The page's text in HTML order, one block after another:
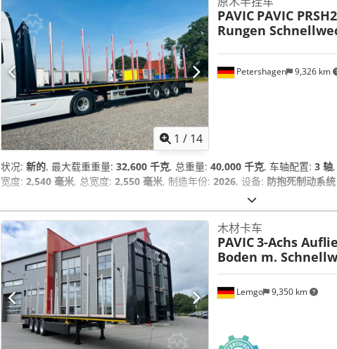
1 / 14
Petershagen 9,326 km
PAVIC PAVIC
Rungen
状况: 新的, 最大载重重量: 32,600 千克, 总重量: 40,000 千克, 车轴配置: 3 轴
宽度: 2,540 毫米, 总宽度: 2,550 毫米, 制造年份: 2026, 设备: 防抱死制动系
Lemgo 9,350 km
木材卡车
PAVIC3-Achs
Boden m.